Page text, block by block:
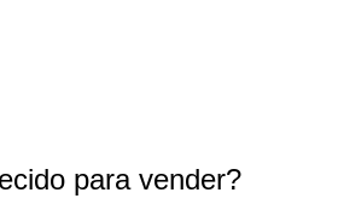
para vender?